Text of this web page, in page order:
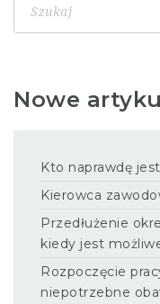
Nowe
Kto naprawdę
Kierowca
Przedłużenie
kiedy jest
Rozpoczęcie
niepotrzebne